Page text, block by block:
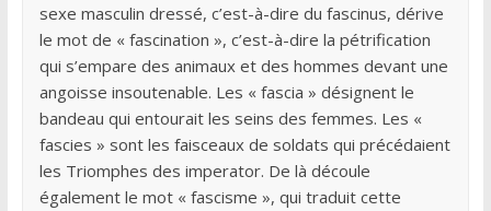
sexe masculin dressé, c’est-à-dire du fascinus, dérive
le mot de « fascination », c’est-à-dire la pétrification
qui s’empare des animaux et des hommes devant une
angoisse insoutenable. Les « fascia » désignent le
bandeau qui entourait les seins des femmes. Les «
fascies » sont les faisceaux de soldats qui précédaient
les Triomphes des imperator. De là découle
également le mot « fascisme », qui traduit cette